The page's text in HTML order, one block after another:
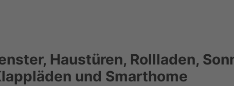
Haustüren, Rollladen,
und Smarthome